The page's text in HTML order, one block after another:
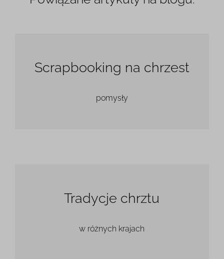
Scrapbooking na chrzest
pomysły
Tradycje chrztu
w różnych krajach